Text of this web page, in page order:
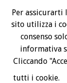
Cosa
decollo:
Per assicurarti
sito utilizza i
consenso
informativa
Cliccando
tutti i cookie.